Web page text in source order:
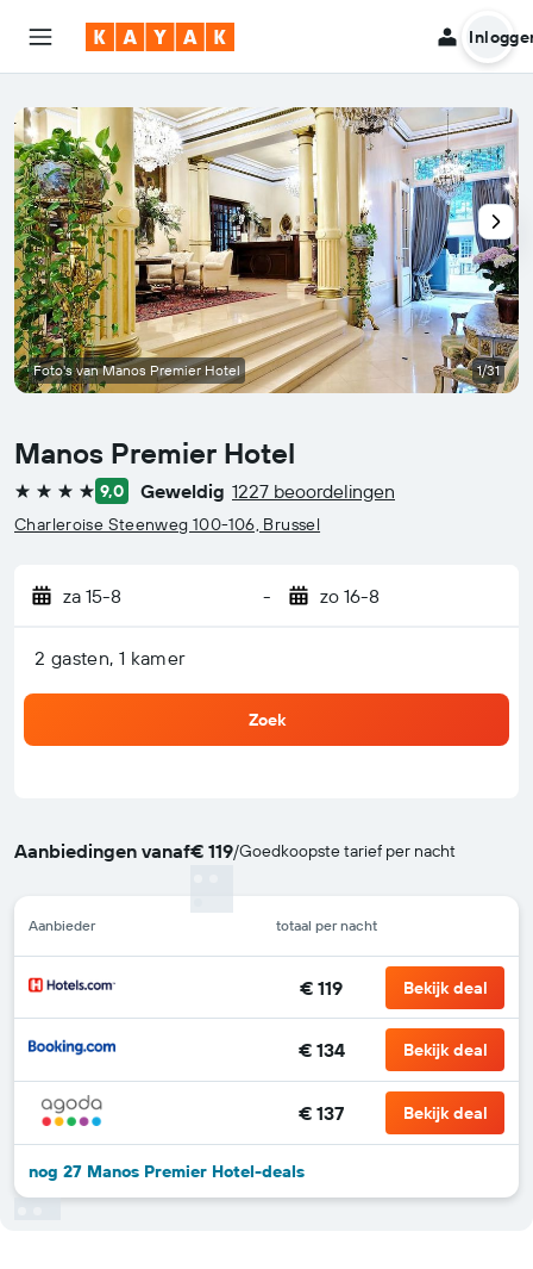
Manos Premier Hotel
4 sterren 9,0 Geweldig 1227 beoordelingen
Charleroise Steenweg 100-106, Brussel
za 15-8 - zo 16-8
2 gasten, 1 kamer
Zoek
Aanbiedingen vanaf€ 119/Goedkoopste tarief per nacht
Aanbieder totaal per nacht
€ 119 Bekijk deal
€ 134 Bekijk deal
€ 137 Bekijk deal
nog 27 Manos Premier Hotel-deals
Foto's van Manos Premier Hotel 1/31